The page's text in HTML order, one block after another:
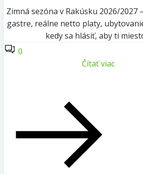
Zimná sezóna v Rakúsku 2026/2027
gastre, reálne netto platy,
kedy sa hlásiť, aby ti
0
Čítať viac